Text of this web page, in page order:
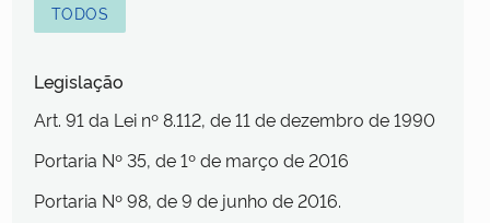
TODOS
Legislação
Art. 91 da Lei nº 8.112, de 11 de dezembro de 1990
Portaria Nº 35, de 1º de março de 2016
Portaria Nº 98, de 9 de junho de 2016.